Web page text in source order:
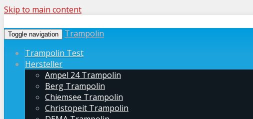
Skip to main content
Toggle navigation
Trampolin
Trampolin Test
Hersteller
Ampel 24 Trampolin
Berg Trampolin
Chiemsee Trampolin
Christopeit Trampolin